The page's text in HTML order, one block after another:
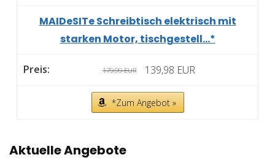
MAIDeSITe Schreibtisch elektrisch mit
starken Motor, tischgestell...*
179,99 EUR 139,98 EUR
*Zum Angebot »
Aktuelle Angebote